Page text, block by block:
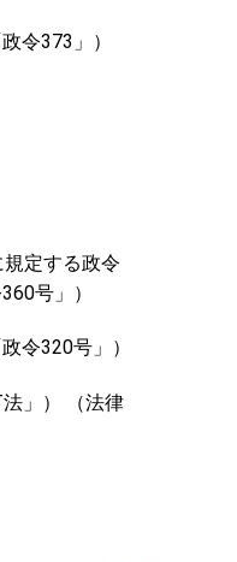
令373」）
定する政令
号」）
令320号」）
」） （法律